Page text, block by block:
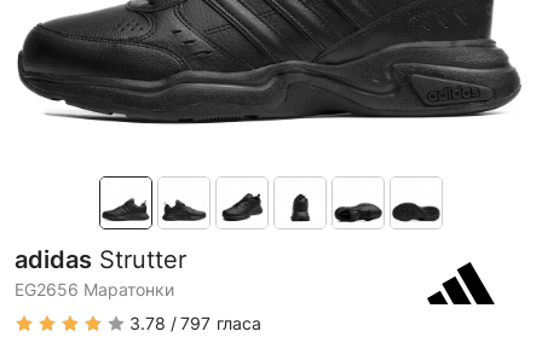
adidas Strutter
EG2656 Маратонки
3.78
797 гласа